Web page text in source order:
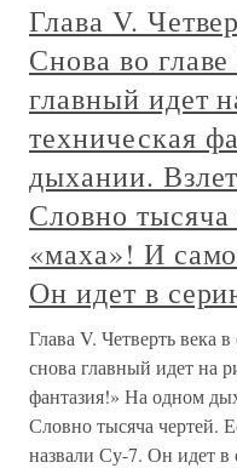
Глава V.
Снова во
главный идет
техническая
дыхании.
Словно тысяча
«маха»! И
Он идет в
Глава V. Четверть века
снова главный идет на
фантазия!» На одном
Словно тысяча чертей.
назвали Су-7. Он идет в